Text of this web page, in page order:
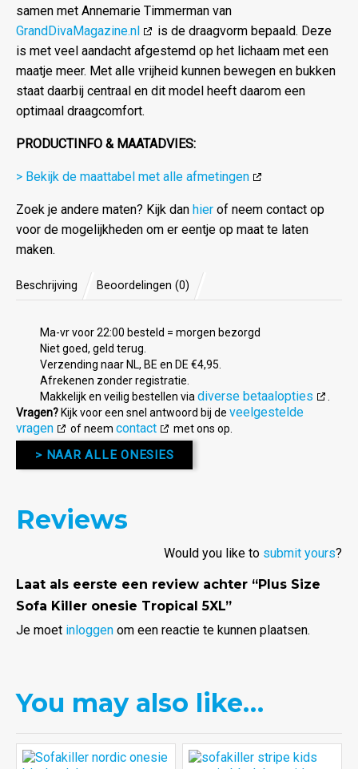
samen met Annemarie Timmerman van
GrandDivaMagazine.nl
is de draagvorm bepaald. Deze
is met veel aandacht afgestemd op het lichaam met een
maatje meer. Met alle vrijheid kunnen bewegen en bukken
staat daarbij centraal en dit model heeft daarom een
optimaal draagcomfort.
PRODUCTINFO & MAATADVIES:
> Bekijk de maattabel met alle afmetingen
Zoek je andere maten? Kijk dan hier of neem contact op
voor de mogelijkheden om er eentje op maat te laten
maken.
Beschrijving Beoordelingen (0)
Ma-vr voor 22:00 besteld = morgen bezorgd
Niet goed, geld terug.
Verzending naar NL, BE en DE €4,95.
Afrekenen zonder registratie.
Makkelijk en veilig bestellen viadiverse betaalopties
.
Vragen? Kijk voor een snel antwoord bij de veelgestelde
vragen
of neem contact met ons op.
> NAAR ALLE ONESIES
Reviews
Would you like to submit yours?
Laat als eerste een review achter “Plus Size
Sofa Killer onesie Tropical 5XL”
Je moet inloggen om een reactie te kunnen plaatsen.
You may also like…